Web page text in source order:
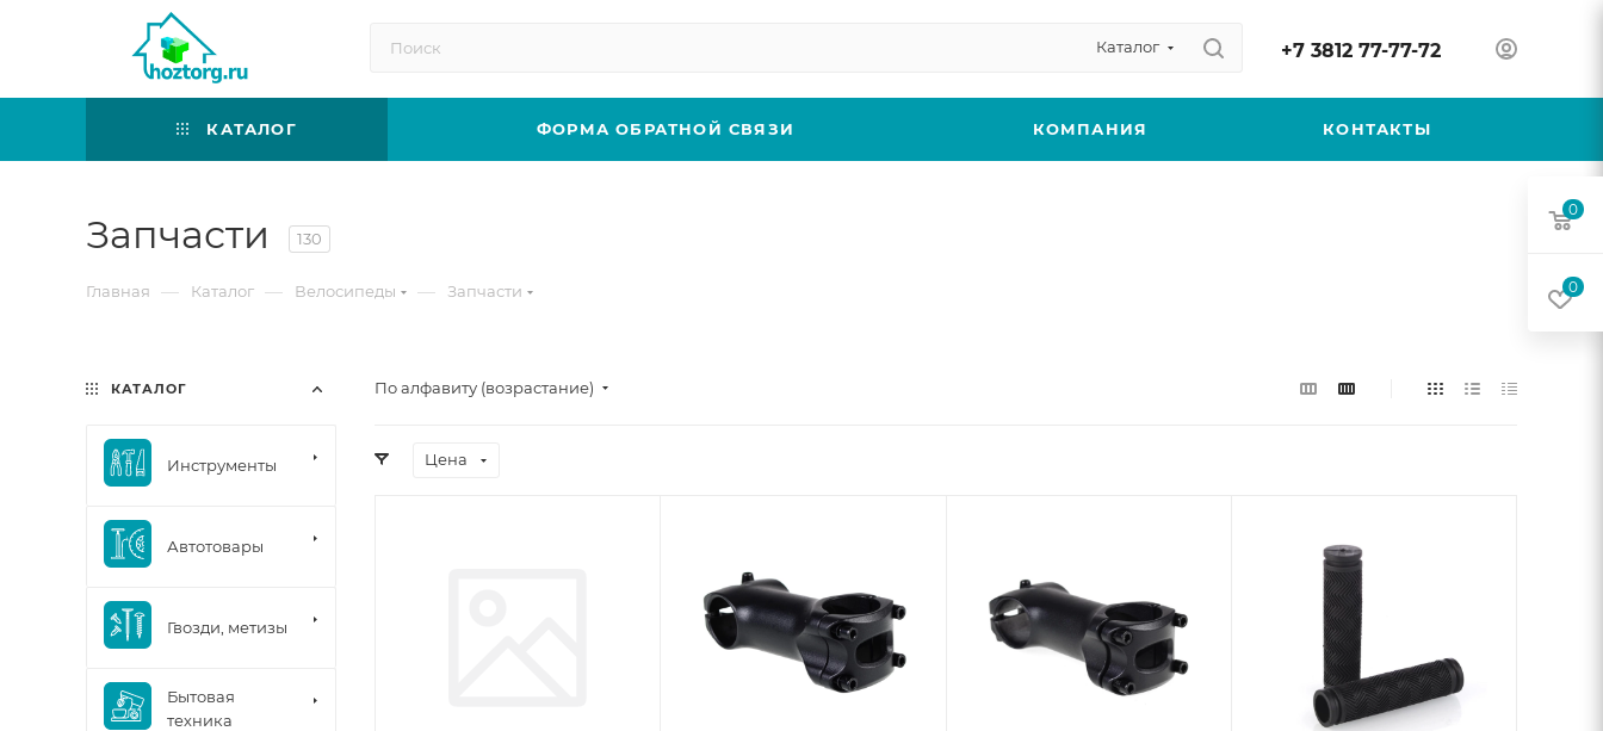
Каталог +7 3812 77-77-72
КАТАЛОГ ФОРМА ОБРАТНОЙ СВЯЗИ КОМПАНИЯ КОНТАКТЫ
Запчасти 130
Главная — Каталог — Велосипеды — Запчасти
По алфавиту (возрастание)
Цена
КАТАЛОГ
Инструменты
Автотовары
Гвозди, метизы
Бытовая
техника
0
0